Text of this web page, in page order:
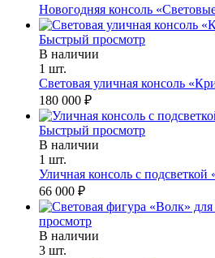
Новогодняя консоль
Быстрый просмотр
В наличии
1 шт.
Световая уличная консоль
180 000 ₽
Быстрый просмотр
В наличии
1 шт.
Уличная консоль с
66 000 ₽
просмотр
В наличии
3 шт.